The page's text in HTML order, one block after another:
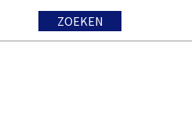
ZOEKEN